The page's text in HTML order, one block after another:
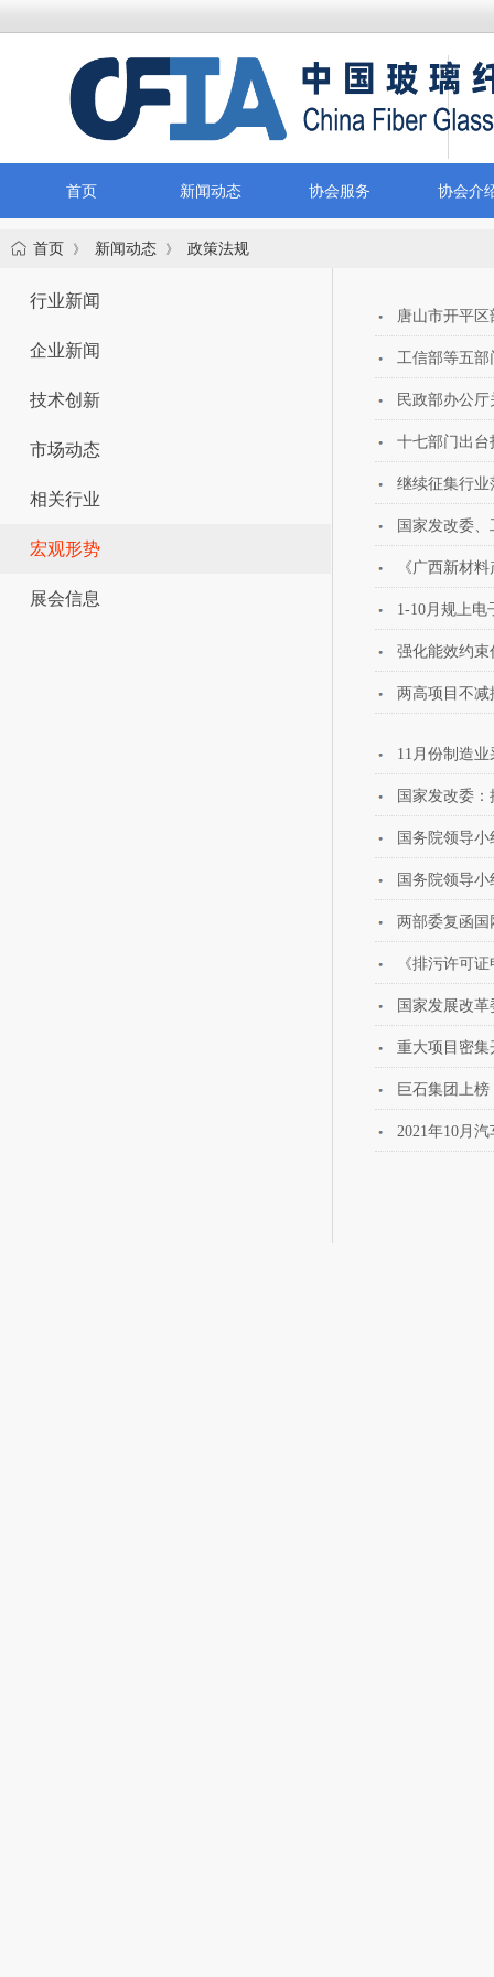
首页 新闻动态 协会服务 协会介
首页 》 新闻动态 》 政策法规
行业新闻
企业新闻
技术创新
市场动态
相关行业
宏观形势
展会信息
唐山市开平
工信部等五
民政部办公
十七部门出
继续征集行
国家发改委
《广西新材
1-10月规上电
强化能效约
两高项目不
11月份制造
国家发改委
国务院领导
国务院领导
两部委复函
《排污许可
国家发展改
重大项目密
巨石集团上
2021年10月